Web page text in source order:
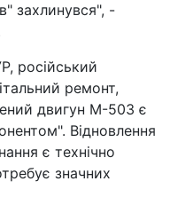
захлинувся", -
російський
ремонт,
двигун М-503 є
Відновлення
є технічно
значних